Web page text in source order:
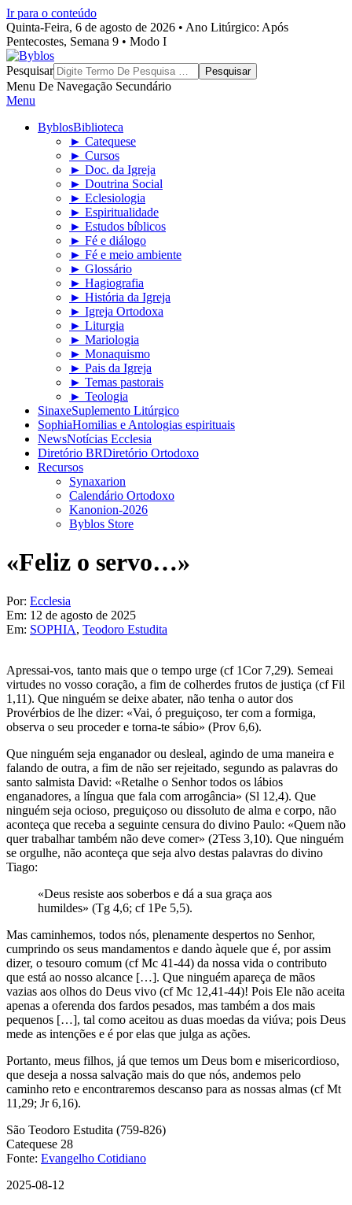
Ir para o conteúdo
Quinta-Feira, 6 de agosto de 2026 • Ano Litúrgico: Após
Pentecostes, Semana 9 • Modo I
Byblos
Pesquisar
Menu De Navegação Secundário
Menu
ByblosBiblioteca
► Catequese
► Cursos
► Doc. da Igreja
► Doutrina Social
► Eclesiologia
► Espiritualidade
► Estudos bíblicos
► Fé e diálogo
► Fé e meio ambiente
► Glossário
► Hagiografia
► História da Igreja
► Igreja Ortodoxa
► Liturgia
► Mariologia
► Monaquismo
► Pais da Igreja
► Temas pastorais
► Teologia
SinaxeSuplemento Litúrgico
SophiaHomilias e Antologias espirituais
NewsNotícias Ecclesia
Diretório BRDiretório Ortodoxo
Recursos
Synaxarion
Calendário Ortodoxo
Kanonion-2026
Byblos Store
«Feliz o servo…»
Por: Ecclesia
Em: 12 de agosto de 2025
Em: SOPHIA, Teodoro Estudita
Apressai-vos, tanto mais que o tempo urge (cf 1Cor 7,29). Semeai
virtudes no vosso coração, a fim de colherdes frutos de justiça (cf Fil
1,11). Que ninguém se deixe abater, não tenha o autor dos
Provérbios de lhe dizer: «Vai, ó preguiçoso, ter com a formiga,
observa o seu proceder e torna-te sábio» (Prov 6,6).
Que ninguém seja enganador ou desleal, agindo de uma maneira e
falando de outra, a fim de não ser rejeitado, segundo as palavras do
santo salmista David: «Retalhe o Senhor todos os lábios
enganadores, a língua que fala com arrogância» (Sl 12,4). Que
ninguém seja ocioso, preguiçoso ou dissoluto de alma e corpo, não
aconteça que receba a seguinte censura do divino Paulo: «Quem não
quer trabalhar também não deve comer» (2Tess 3,10). Que ninguém
se orgulhe, não aconteça que seja alvo destas palavras do divino
Tiago:
«Deus resiste aos soberbos e dá a sua graça aos
humildes» (Tg 4,6; cf 1Pe 5,5).
Mas caminhemos, todos nós, plenamente despertos no Senhor,
cumprindo os seus mandamentos e dando àquele que é, por assim
dizer, o tesouro comum (cf Mc 41-44) da nossa vida o contributo
que está ao nosso alcance […]. Que ninguém apareça de mãos
vazias aos olhos do Deus vivo (cf Mc 12,41-44)! Pois Ele não aceita
apenas a oferenda dos fardos pesados, mas também a dos mais
pequenos […], tal como aceitou as duas moedas da viúva; pois Deus
mede as intenções e é por elas que julga as ações.
Portanto, meus filhos, já que temos um Deus bom e misericordioso,
que deseja a nossa salvação mais do que nós, andemos pelo
caminho reto e encontraremos descanso para as nossas almas (cf Mt
11,29; Jr 6,16).
São Teodoro Estudita (759-826)
Catequese 28
Fonte: Evangelho Cotidiano
2025-08-12